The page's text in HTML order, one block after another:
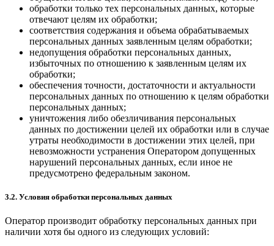
обработки только тех персональных данных, которые
отвечают целям их обработки;
соответствия содержания и объема обрабатываемых
персональных данных заявленным целям обработки;
недопущения обработки персональных данных,
избыточных по отношению к заявленным целям их
обработки;
обеспечения точности, достаточности и актуальности
персональных данных по отношению к целям обработки
персональных данных;
уничтожения либо обезличивания персональных
данных по достижении целей их обработки или в случае
утраты необходимости в достижении этих целей, при
невозможности устранения Оператором допущенных
нарушений персональных данных, если иное не
предусмотрено федеральным законом.
3.2. Условия обработки персональных данных
Оператор производит обработку персональных данных при
наличии хотя бы одного из следующих условий: